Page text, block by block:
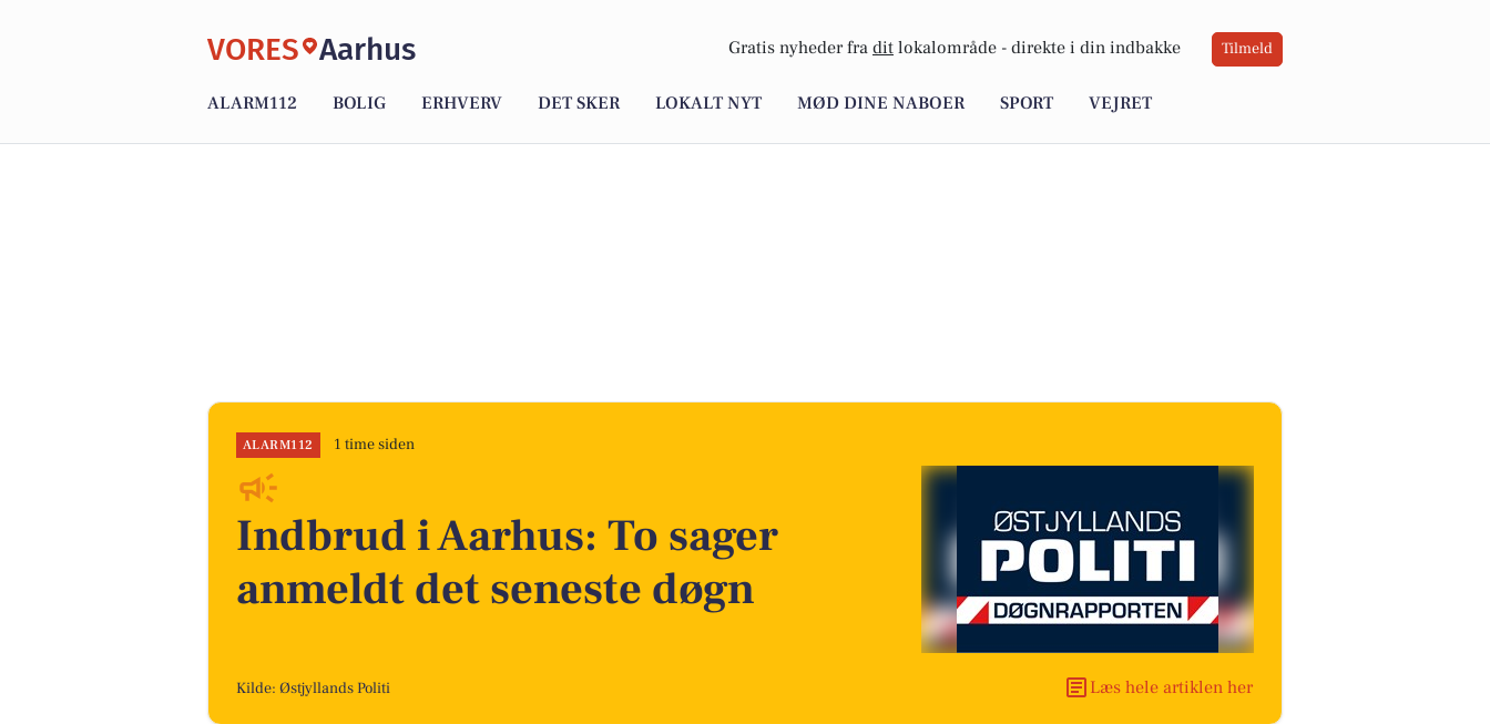
VORES Aarhus Gratis nyheder fra dit lokalområde - direkte i din indbakke Tilmeld
ALARM112 BOLIG ERHVERV DET SKER LOKALT NYT MØD DINE NABOER SPORT VEJRET
ALARM112 1 time siden
Indbrud i Aarhus: To sager
anmeldt det seneste døgn
Kilde: Østjyllands Politi Læs hele artiklen her